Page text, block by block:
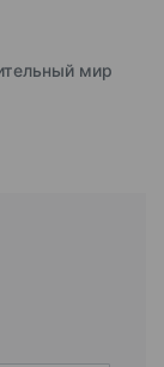
мир